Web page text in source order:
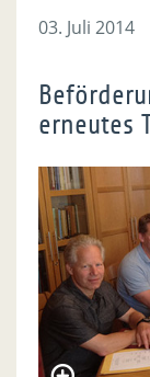
03. Juli 2014
erneutes